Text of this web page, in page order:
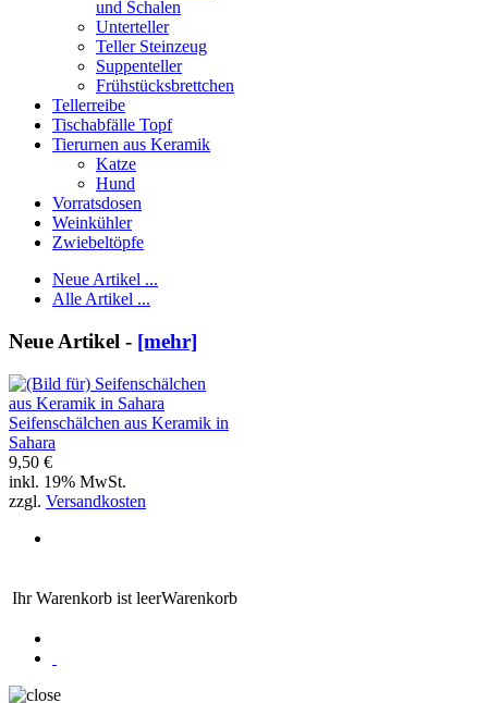
und Schalen
Unterteller
Teller Steinzeug
Suppenteller
Frühstücksbrettchen
Tellerreibe
Tischabfälle Topf
Tierurnen aus Keramik
Katze
Hund
Vorratsdosen
Weinkühler
Zwiebeltöpfe
Neue Artikel ...
Alle Artikel ...
Neue Artikel - [mehr]
Seifenschälchen aus Keramik in
Sahara
9,50 €
inkl. 19% MwSt.
zzgl. Versandkosten
Ihr Warenkorb ist leerWarenkorb